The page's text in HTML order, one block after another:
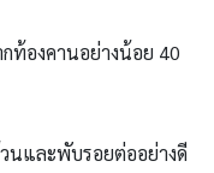
ท้องคานอย่างน้อย 40
นและพับรอยต่ออย่างดี